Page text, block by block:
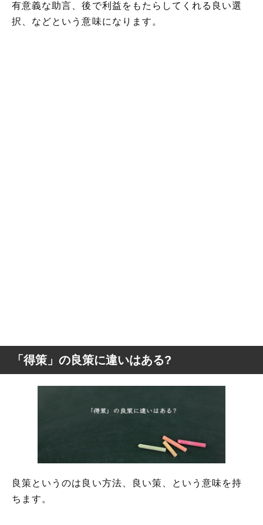
有意義な助言、後で利益をもたらしてくれる良い選
択、などという意味になります。
「得策」の良策に違いはある?
良策というのは良い方法、良い策、という意味を持
ちます。